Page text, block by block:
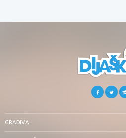
GRADIVA